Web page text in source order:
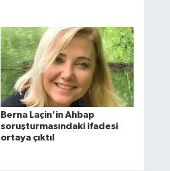
Berna Laçin'in Ahbap
soruşturmasındaki ifadesi
ortaya çıktı!